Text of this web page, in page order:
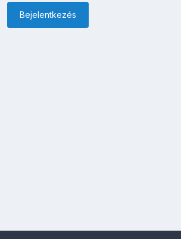
Bejelentkezés